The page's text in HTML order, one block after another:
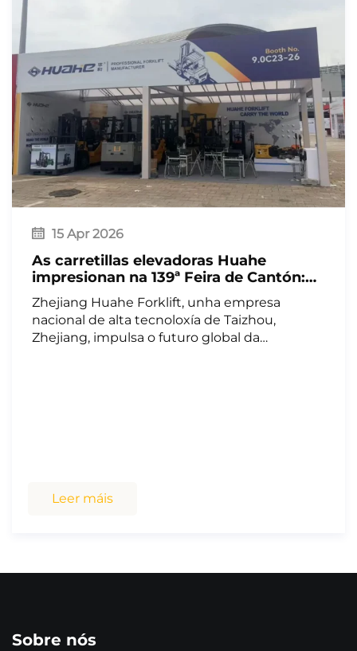
15 Apr 2026
As carretillas elevadoras Huahe
impresionan na 139ª Feira de Cantón:
con máis de 20 carretillas elevadoras de
nova enerxía e un novo produto de
batería de litio de 1,5 toneladas,
expanden o seu mercado a nivel global
Zhejiang Huahe Forklift, unha empresa
nacional de alta tecnoloxía de Taizhou,
Zhejiang, impulsa o futuro global da
Leer máis
Sobre nós